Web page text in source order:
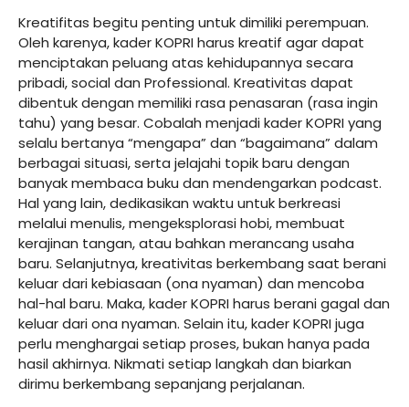
Kreatifitas begitu penting untuk dimiliki perempuan.
Oleh karenya, kader KOPRI harus kreatif agar dapat
menciptakan peluang atas kehidupannya secara
pribadi, social dan Professional. Kreativitas dapat
dibentuk dengan memiliki rasa penasaran (rasa ingin
tahu) yang besar. Cobalah menjadi kader KOPRI yang
selalu bertanya “mengapa” dan “bagaimana” dalam
berbagai situasi, serta jelajahi topik baru dengan
banyak membaca buku dan mendengarkan podcast.
Hal yang lain, dedikasikan waktu untuk berkreasi
melalui menulis, mengeksplorasi hobi, membuat
kerajinan tangan, atau bahkan merancang usaha
baru. Selanjutnya, kreativitas berkembang saat berani
keluar dari kebiasaan (ona nyaman) dan mencoba
hal-hal baru. Maka, kader KOPRI harus berani gagal dan
keluar dari ona nyaman. Selain itu, kader KOPRI juga
perlu menghargai setiap proses, bukan hanya pada
hasil akhirnya. Nikmati setiap langkah dan biarkan
dirimu berkembang sepanjang perjalanan.